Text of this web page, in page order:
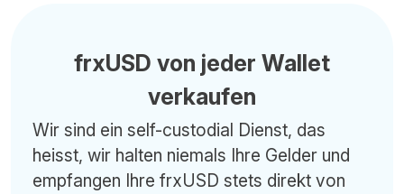
frxUSD von jeder Wallet
verkaufen
Wir sind ein self-custodial Dienst, das
heisst, wir halten niemals Ihre Gelder und
empfangen Ihre frxUSD stets direkt von